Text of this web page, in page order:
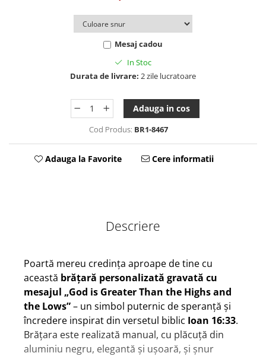
Tablou Personalizat
Mesaj cadou
In Stoc
Durata de livrare: 2 zile lucratoare
Adauga in cos
Cod Produs: BR1-8467
Adauga la Favorite Cere informatii
Descriere
Poartă mereu credința aproape de tine cu
această brățară personalizată gravată cu
mesajul „God is Greater Than the Highs and
the Lows”– un simbol puternic de speranță și
încredere inspirat din versetul biblic Ioan 16:33.
Brățara este realizată manual, cu plăcuță din
aluminiu negru, elegantă și ușoară, și șnur